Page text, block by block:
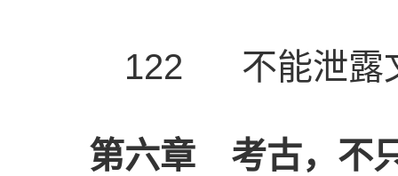
122 不能泄露
第六章 考古，不